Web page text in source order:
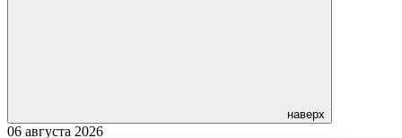
наверх
06 августа 2026